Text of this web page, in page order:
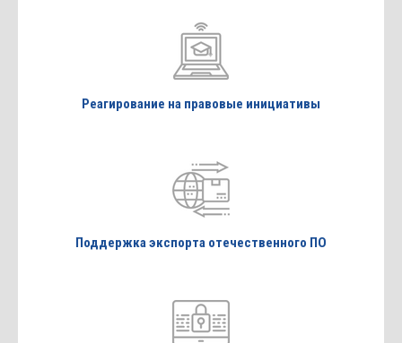
Реагирование на правовые инициативы
Поддержка экспорта отечественного ПО